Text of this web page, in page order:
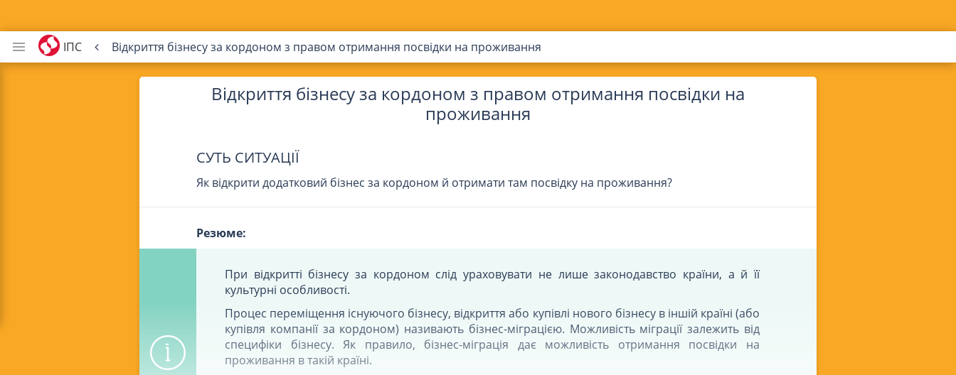
ІПС Відкриття бізнесу за кордоном з правом отримання посвідки на проживання
Відкриття бізнесу за кордоном з правом отримання посвідки на
проживання
СУТЬ СИТУАЦІЇ
Як відкрити додатковий бізнес за кордоном й отримати там посвідку на проживання?
Резюме:
При відкритті бізнесу за кордоном слід ураховувати не лише законодавство країни, а й її
культурні особливості.
Процес переміщення існуючого бізнесу, відкриття або купівлі нового бізнесу в іншій країні (або
купівля компанії за кордоном) називають бізнес-міграцією. Можливість міграції залежить від
специфіки бізнесу. Як правило, бізнес-міграція дає можливість отримання посвідки на
проживання в такій країні.